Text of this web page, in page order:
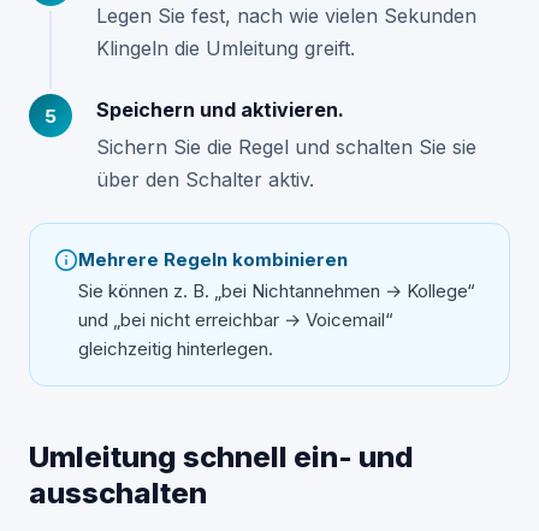
Legen Sie fest, nach wie vielen Sekunden
Klingeln die Umleitung greift.
Speichern und aktivieren.
Sichern Sie die Regel und schalten Sie sie
über den Schalter aktiv.
Mehrere Regeln kombinieren
Sie können z. B. „bei Nichtannehmen → Kollege“
und „bei nicht erreichbar → Voicemail“
gleichzeitig hinterlegen.
Umleitung schnell ein- und
ausschalten